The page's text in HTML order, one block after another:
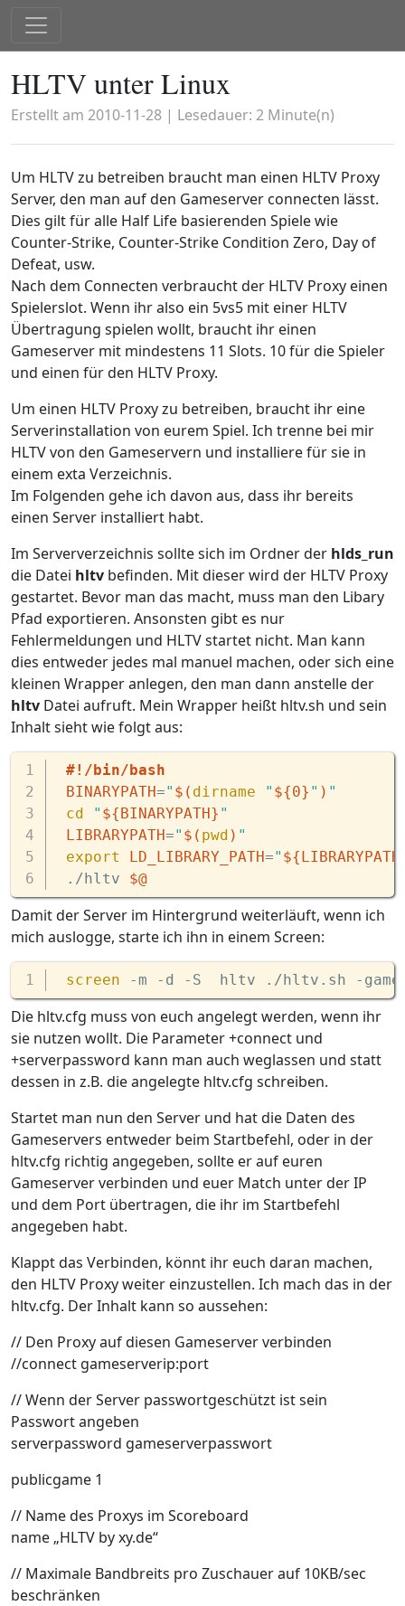
HLTV unter Linux
Erstellt am 2010-11-28 | Lesedauer: 2 Minute(n)
Um HLTV zu betreiben braucht man einen HLTV Proxy
Server, den man auf den Gameserver connecten lässt.
Dies gilt für alle Half Life basierenden Spiele wie
Counter-Strike, Counter-Strike Condition Zero, Day of
Defeat, usw.
Nach dem Connecten verbraucht der HLTV Proxy einen
Spielerslot. Wenn ihr also ein 5vs5 mit einer HLTV
Übertragung spielen wollt, braucht ihr einen
Gameserver mit mindestens 11 Slots. 10 für die Spieler
und einen für den HLTV Proxy.
Um einen HLTV Proxy zu betreiben, braucht ihr eine
Serverinstallation von eurem Spiel. Ich trenne bei mir
HLTV von den Gameservern und installiere für sie in
einem exta Verzeichnis.
Im Folgenden gehe ich davon aus, dass ihr bereits
einen Server installiert habt.
Im Serververzeichnis sollte sich im Ordner der hlds_run
die Datei hltv befinden. Mit dieser wird der HLTV Proxy
gestartet. Bevor man das macht, muss man den Libary
Pfad exportieren. Ansonsten gibt es nur
Fehlermeldungen und HLTV startet nicht. Man kann
dies entweder jedes mal manuel machen, oder sich eine
kleinen Wrapper anlegen, den man dann anstelle der
hltv Datei aufruft. Mein Wrapper heißt hltv.sh und sein
Inhalt sieht wie folgt aus:
#!/bin/bash
BINARYPATH=" $( dirname " ${0} " ) "
cd
" ${BINARYPATH} "
LIBRARYPATH=" $( pwd ) "
export
LD_LIBRARY_PATH="
./hltv $@
Damit der Server im Hintergrund weiterläuft, wenn ich
mich auslogge, starte ich ihn in einem Screen:
screen -m -d -S  hltv ./hltv.sh -
Die hltv.cfg muss von euch angelegt werden, wenn ihr
sie nutzen wollt. Die Parameter +connect und
+serverpassword kann man auch weglassen und statt
dessen in z.B. die angelegte hltv.cfg schreiben.
Startet man nun den Server und hat die Daten des
Gameservers entweder beim Startbefehl, oder in der
hltv.cfg richtig angegeben, sollte er auf euren
Gameserver verbinden und euer Match unter der IP
und dem Port übertragen, die ihr im Startbefehl
angegeben habt.
Klappt das Verbinden, könnt ihr euch daran machen,
den HLTV Proxy weiter einzustellen. Ich mach das in der
hltv.cfg. Der Inhalt kann so aussehen:
// Den Proxy auf diesen Gameserver verbinden
//connect gameserverip:port
// Wenn der Server passwortgeschützt ist sein
Passwort angeben
serverpassword gameserverpasswort
publicgame 1
// Name des Proxys im Scoreboard
name „HLTV by xy.de“
// Maximale Bandbreits pro Zuschauer auf 10KB/sec
beschränken